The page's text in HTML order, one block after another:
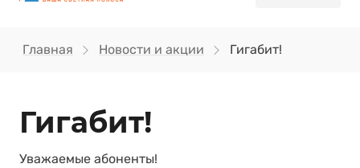
Главная Новости и акции Гигабит!
Гигабит!
Уважаемые абоненты!